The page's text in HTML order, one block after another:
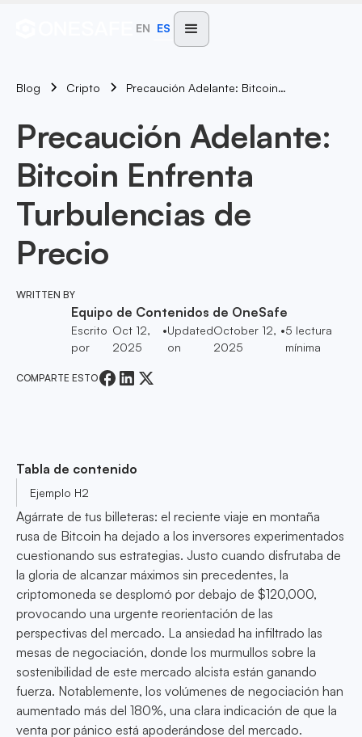
EN ES
Blog Cripto Precaución Adelante: Bitcoin Enfrenta Turbulencias De Precio
Precaución Adelante:
Bitcoin Enfrenta
Turbulencias de
Precio
WRITTEN BY
Equipo de Contenidos de OneSafe
Escrito
por
Oct 12,
2025
•Updated
on
October 12,
2025
•5 lectura
mínima
COMPARTE ESTO
Tabla de contenido
Ejemplo H2
Agárrate de tus billeteras: el reciente viaje en montaña
rusa de Bitcoin ha dejado a los inversores experimentados
cuestionando sus estrategias. Justo cuando disfrutaba de
la gloria de alcanzar máximos sin precedentes, la
criptomoneda se desplomó por debajo de $120,000,
provocando una urgente reorientación de las
perspectivas del mercado. La ansiedad ha infiltrado las
mesas de negociación, donde los murmullos sobre la
sostenibilidad de este mercado alcista están ganando
fuerza. Notablemente, los volúmenes de negociación han
aumentado más del 180%, una clara indicación de que la
venta por pánico está apoderándose del mercado.